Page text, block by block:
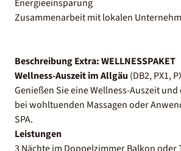
Energieeinsparung
Zusammenarbeit mit lokalen
Beschreibung Extra:WELLNESSPAKET
Wellness-Auszeit im Allgäu (DB2, PX1,
Genießen Sie eine Wellness-Auszeit
bei wohltuenden Massagen oder
SPA.
Leistungen